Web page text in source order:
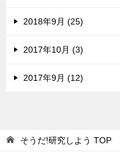
2018年9月 (25)
2017年10月 (3)
2017年9月 (12)
そうだ!研究しよう TOP